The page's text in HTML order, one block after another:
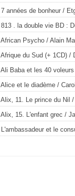
7 années de bonheur /
813 . la double vie BD :
African Psycho / Alain
Afrique du Sud (+ 1CD) /
Ali Baba et les 40 voleurs
Alice et le diadème /
Alix, 11. Le prince du Nil /
Alix, 15. L'enfant grec /
L'ambassadeur et le